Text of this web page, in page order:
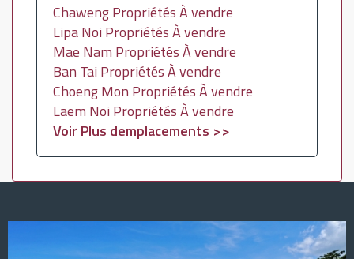
Chaweng Propriétés À vendre
Lipa Noi Propriétés À vendre
Mae Nam Propriétés À vendre
Ban Tai Propriétés À vendre
Choeng Mon Propriétés À vendre
Laem Noi Propriétés À vendre
Voir Plus demplacements >>